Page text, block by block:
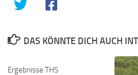
DAS KÖNNTE DICH AUCH
Ergebnisse THS